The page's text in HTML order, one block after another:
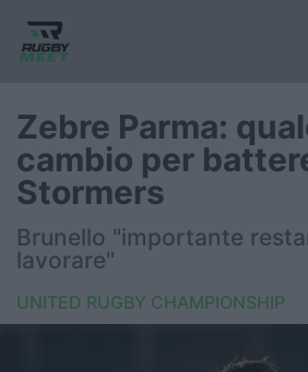
Nazionale
Nazionali giovanili
FIR
Zebre Parma:
cambio per
Stormers
Brunello "importante
lavorare"
UNITED RUGBY CHAMPIONSHIP